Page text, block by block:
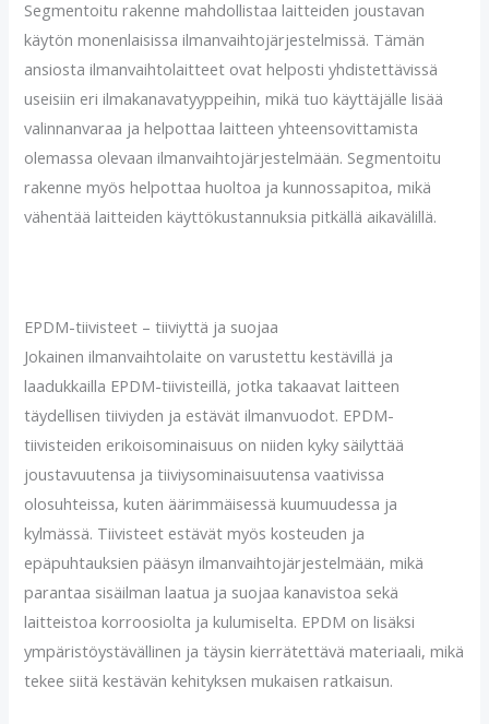
Segmentoitu rakenne mahdollistaa laitteiden joustavan
käytön monenlaisissa ilmanvaihtojärjestelmissä. Tämän
ansiosta ilmanvaihtolaitteet ovat helposti yhdistettävissä
useisiin eri ilmakanavatyyppeihin, mikä tuo käyttäjälle lisää
valinnanvaraa ja helpottaa laitteen yhteensovittamista
olemassa olevaan ilmanvaihtojärjestelmään. Segmentoitu
rakenne myös helpottaa huoltoa ja kunnossapitoa, mikä
vähentää laitteiden käyttökustannuksia pitkällä aikavälillä.
EPDM-tiivisteet – tiiviyttä ja suojaa
Jokainen ilmanvaihtolaite on varustettu kestävillä ja
laadukkailla EPDM-tiivisteillä, jotka takaavat laitteen
täydellisen tiiviyden ja estävät ilmanvuodot. EPDM-
tiivisteiden erikoisominaisuus on niiden kyky säilyttää
joustavuutensa ja tiiviysominaisuutensa vaativissa
olosuhteissa, kuten äärimmäisessä kuumuudessa ja
kylmässä. Tiivisteet estävät myös kosteuden ja
epäpuhtauksien pääsyn ilmanvaihtojärjestelmään, mikä
parantaa sisäilman laatua ja suojaa kanavistoa sekä
laitteistoa korroosiolta ja kulumiselta. EPDM on lisäksi
ympäristöystävällinen ja täysin kierrätettävä materiaali, mikä
tekee siitä kestävän kehityksen mukaisen ratkaisun.